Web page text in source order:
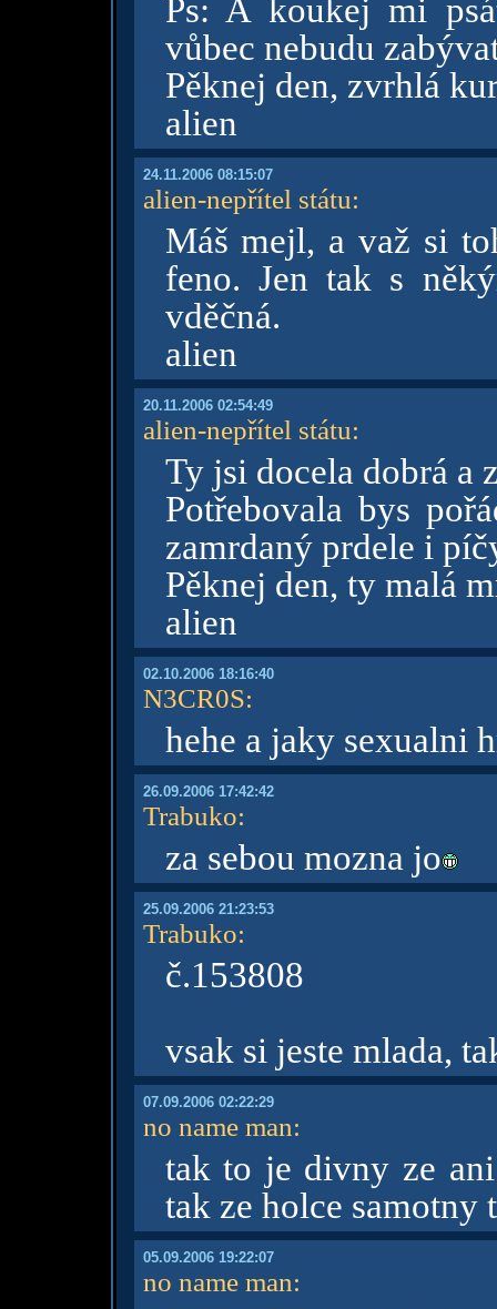
Ps: A koukej mi
vůbec nebudu
Pěknej den, zvrhlá
alien
24.11.2006 08:15:07
alien-nepřítel státu:
Máš mejl, a važ si
feno. Jen tak s
vděčná.
alien
20.11.2006 02:54:49
alien-nepřítel státu:
Ty jsi docela dobrá a
Potřebovala bys
zamrdaný prdele i
Pěknej den, ty malá
alien
02.10.2006 18:16:40
N3CR0S:
hehe a jaky sexualni
26.09.2006 17:42:42
Trabuko:
za sebou mozna jo
25.09.2006 21:23:53
Trabuko:
č.153808
vsak si jeste mlada,
07.09.2006 02:22:29
no name man:
tak to je divny ze
tak ze holce samotny
05.09.2006 19:22:07
no name man: